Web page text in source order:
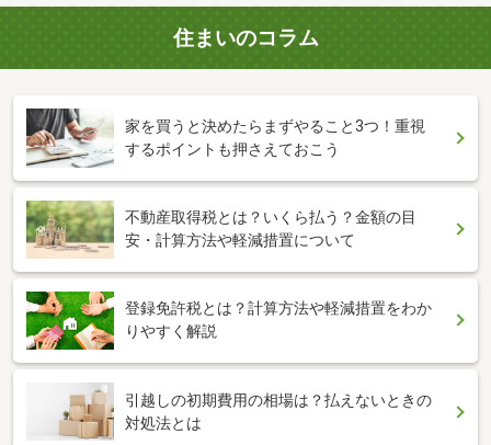
住まいのコラム
家を買うと決めたらまずやること3つ！重視
するポイントも押さえておこう
不動産取得税とは？いくら払う？金額の目
安・計算方法や軽減措置について
登録免許税とは？計算方法や軽減措置をわか
りやすく解説
引越しの初期費用の相場は？払えないときの
対処法とは